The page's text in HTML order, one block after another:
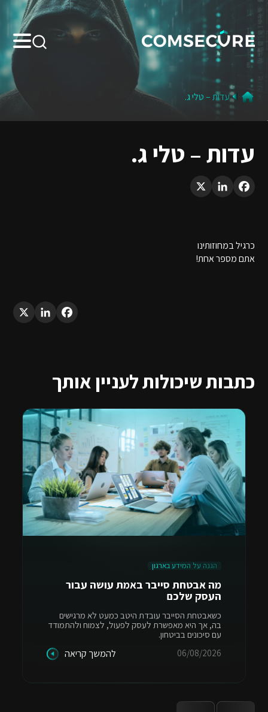
Search:
עדות – טלי ג.
עדות – טלי ג.
Facebook
LinkedIn
X
כרגיל במחוזותינו
אתם מספר אחת!
Facebook
LinkedIn
X
כתבות שיכולות לעניין אותך
הגנה על המידע בארגון
מה אבטחת סייבר באמת עושה עבור
העסק שלכם
כשאבטחת הסייבר עובדת היטב כמעט לא מרגישים
בה, אך היא מאפשרת לעסק לפעול, לצמוח ולהתמודד
עם סיכונים בביטחון.
06/08/2026
להמשך קריאה